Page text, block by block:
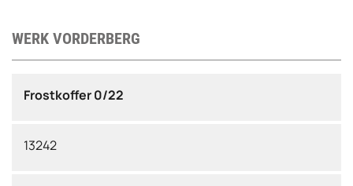
WERK VORDERBERG
Frostkoffer 0/22
13242